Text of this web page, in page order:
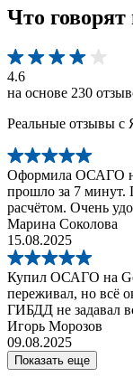
Что
4.6
на основе 230
Реальные отзывы с
Оформила ОСАГО
прошло за 7 минут.
расчётом. Очень
Марина Соколова
15.08.2025
Купил ОСАГО на
переживал, но всё
ГИБДД не задавал
Игорь Морозов
09.08.2025
Показать еще